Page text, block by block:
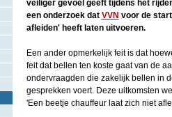
veiliger gevoel geeft tijdens het
een onderzoek dat VVN voor de
afleiden' heeft laten uitvoeren.
Een ander opmerkelijk feit is dat
feit dat bellen ten koste gaat van de
ondervraagden die zakelijk bellen in
gesprekken voert. Deze uitkomsten
'Een beetje chauffeur laat zich niet